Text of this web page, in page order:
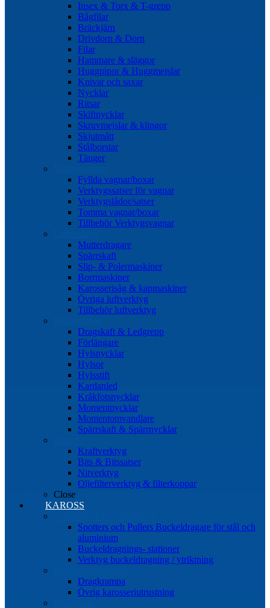
Insex & Torx & T-grepp
Bågfilar
Bräckjärn
Drivdorn & Dorn
Filar
Hammare & släggor
Huggpipor & Huggmejslar
Knivar och saxar
Nycklar
Ritsar
Skiftnycklar
Skruvmejslar & klingor
Skjutmått
Stålborstar
Tänger
Fyllda vagnar/boxar
Verktygssatser för vagnar
Verktygslådor/satser
Tomma vagnar/boxar
Tillbehör Verktygsvagnar
Mutterdragare
Spärrskaft
Slip- & Polermaskiner
Borrmaskiner
Karosserisåg & kapmaskiner
Övriga luftverktyg
Tillbehör luftverktyg
Dragskaft & Ledgrepp
Förlängare
Hylsnycklar
Hylsor
Hylsstift
Kardanled
Kråkfotsnycklar
Momentnycklar
Momentomvandlare
Spärrskaft & Spärrnycklar
Kraftverktyg
Bits & Bitssatser
Nitverktyg
Oljefilterverktyg & filterkoppar
Close
KAROSS
Spotters och Pullers Buckeldragare för stål och
aluminium
Buckeldragnings- stationer
Verktyg buckeldragning / ytriktning
Dragkrampa
Övrig karosseriutrustning